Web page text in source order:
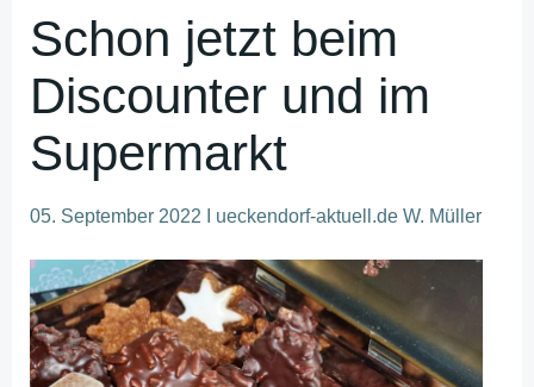
Schon jetzt beim
Discounter und im
Supermarkt
05. September 2022 I ueckendorf-aktuell.de W. Müller